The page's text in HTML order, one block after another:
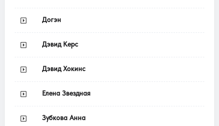
Догэн
Дэвид Керс
Дэвид Хокинс
Елена Звездная
Зубкова Анна